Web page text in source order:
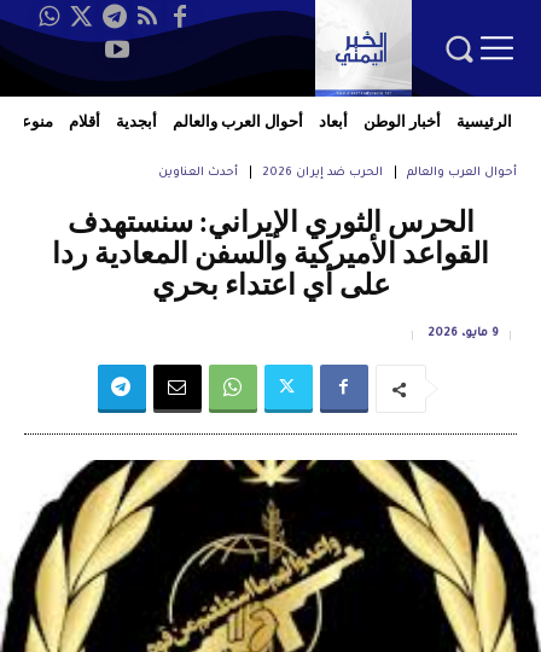
الرئيسية أخبار الوطن أبعاد أحوال العرب والعالم أبجدية أقلام منوعات
أحوال العرب والعالم الحرب ضد إيران 2026 أحدث العناوين
الحرس الثوري الإيراني: سنستهدف
القواعد الأميركية والسفن المعادية ردا
على أي اعتداء بحري
9 مايو، 2026